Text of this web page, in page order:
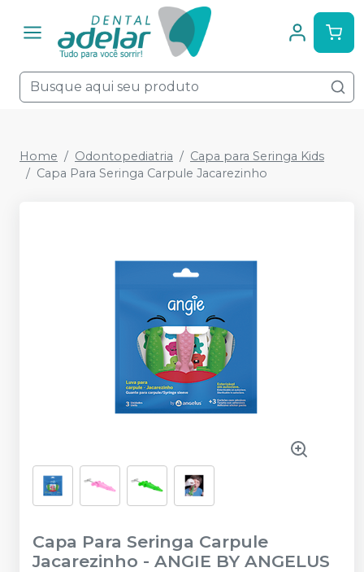
Home Odontopediatria
Capa para Seringa Kids
Capa Para Seringa Carpule Jacarezinho
Capa Para Seringa Carpule
Jacarezinho - ANGIE BY ANGELUS